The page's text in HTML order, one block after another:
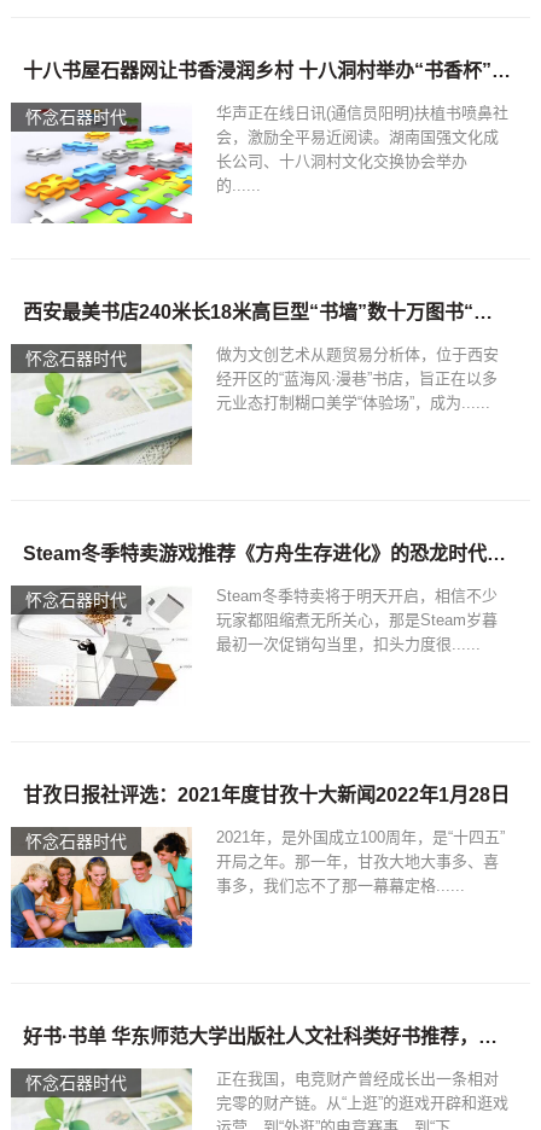
怀念石器时代
十八书屋石器网让书香浸润乡村 十八洞村举办“书香杯”读好书、讲好故事活动
华声正在线日讯(通信员阳明)扶植书喷鼻社
会，激励全平易近阅读。湖南国强文化成
长公司、十八洞村文化交换协会举办
的......
怀念石器时代
西安最美书店240米长18米高巨型“书墙”数十万图书“殿堂”十八书屋石器网
做为文创艺术从题贸易分析体，位于西安
经开区的“蓝海风·漫巷”书店，旨正在以多
元业态打制糊口美学“体验场”，成为......
怀念石器时代
Steam冬季特卖游戏推荐《方舟生存进化》的恐龙时代很精彩2022年1月28日
Steam冬季特卖将于明天开启，相信不少
玩家都阻缩煮无所关心，那是Steam岁暮
最初一次促销勾当里，扣头力度很......
怀念石器时代
甘孜日报社评选：2021年度甘孜十大新闻2022年1月28日
2021年，是外国成立100周年，是“十四五”
开局之年。那一年，甘孜大地大事多、喜
事多，我们忘不了那一幕幕定格......
怀念石器时代
好书·书单 华东师范大学出版社人文社科类好书推荐，石器时代开创未来漫画
正在我国，电竞财产曾经成长出一条相对
完零的财产链。从“上逛”的逛戏开辟和逛戏